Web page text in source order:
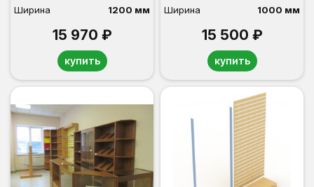
Ширина
1200 мм
15 970 ₽
купить
Ширина
1000 мм
15 500 ₽
купить